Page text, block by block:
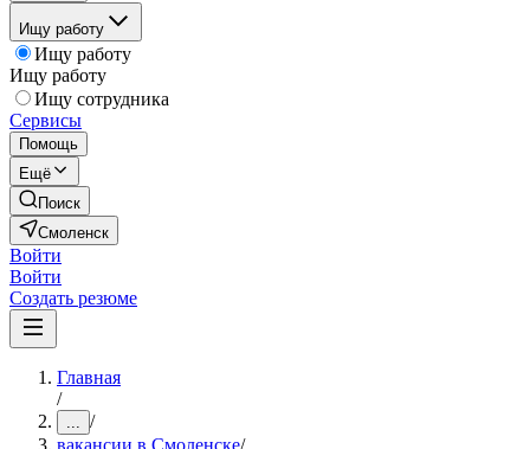
Ищу работу
Ищу работу
Ищу работу
Ищу сотрудника
Сервисы
Помощь
Ещё
Поиск
Смоленск
Войти
Войти
Создать резюме
Главная
/
... /
вакансии в Смоленске/